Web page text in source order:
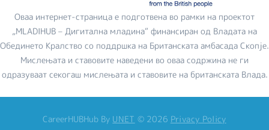
Оваа интернет-страница е подготвена во рамки на проектот
„MLADIHUB – Дигитална младина“ финансиран од Владата на
Обединето Кралство со поддршка на Британската амбасада Скопје.
Мислењата и ставовите наведени во оваа содржина не ги
одразуваат секогаш мислењата и ставовите на британската Влада.
CareerHUBHub By UNET © 2026 Privacy Policy